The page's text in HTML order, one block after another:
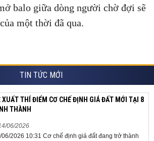
balo giữa dòng người chờ đợi sẽ
một thời đã qua.
TIN TỨC MỚI
XUẤT THÍ ĐIỂM CƠ CHẾ ĐỊNH GIÁ ĐẤT MỚI TẠI 8
THÀNH
06/2026
06/2026 10:31 Cơ chế định giá đất đang trở thành